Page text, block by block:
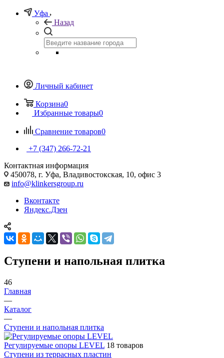
Уфа
Назад
Личный кабинет
Корзина0
Избранные товары0
Сравнение товаров0
+7 (347) 266-72-21
Контактная информация
450078, г. Уфа, Владивостокская, 10, офис 3
info@klinkersgroup.ru
Вконтакте
Яндекс.Дзен
Ступени и напольная плитка
46
Главная
—
Каталог
—
Ступени и напольная плитка
Регулируемые опоры LEVEL 18 товаров
Ступени из террасных пластин